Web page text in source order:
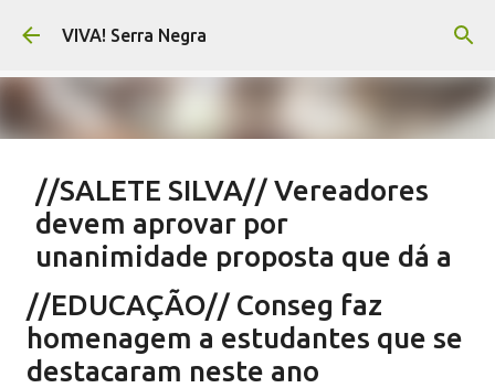
Pular para o conteúdo principal
VIVA! Serra Negra
//SALETE SILVA// Vereadores
devem aprovar por
unanimidade proposta que dá a
eles parte do Orçamento
em agosto 05, 2026 EMENDAS IMPOSITIVAS SERRA NEGRA
NOTÍCIAS SERRA NEGRA VIVA! SERRA NEGRA
//EDUCAÇÃO// Conseg faz
homenagem a estudantes que se
destacaram neste ano